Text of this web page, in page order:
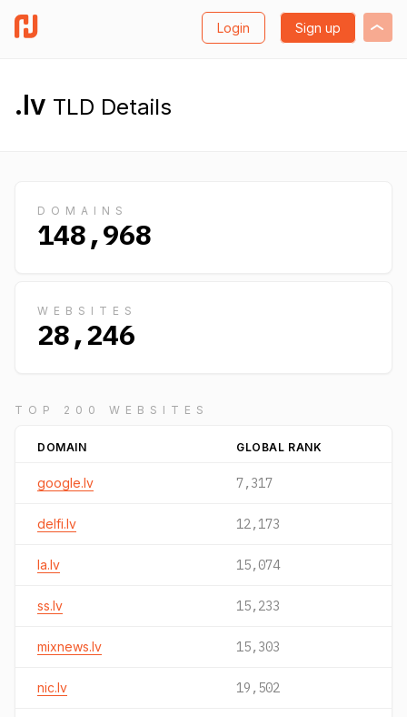
Login Sign up
.lv TLD Details
DOMAINS
148,968
WEBSITES
28,246
TOP 200 WEBSITES
DOMAIN GLOBAL RANK
google.lv 7,317
delfi.lv 12,173
la.lv 15,074
ss.lv 15,233
mixnews.lv 15,303
nic.lv 19,502